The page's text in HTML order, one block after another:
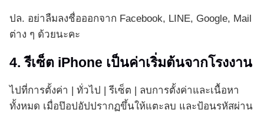
ปล. อย่าลืมลงชื่อออกจาก Facebook, LINE, Google, Mail
ต่าง ๆ ด้วยนะคะ
4. รีเซ็ต iPhone เป็นค่าเริ่มต้นจากโรงงาน
ไปที่การตั้งค่า | ทั่วไป | รีเซ็ต | ลบการตั้งค่าและเนื้อหา
ทั้งหมด เมื่อป๊อปอัปปรากฏขึ้นให้แตะลบ และป้อนรหัสผ่าน